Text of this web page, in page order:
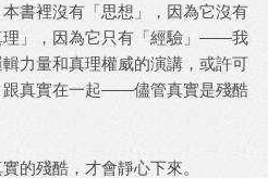
書裡沒有「思想」，因為它沒有
理」，因為它只有「經驗」——我
力量和真理權威的演講，或許可
跟真實在一起——儘管真實是殘酷
殘酷，才會靜心下來。